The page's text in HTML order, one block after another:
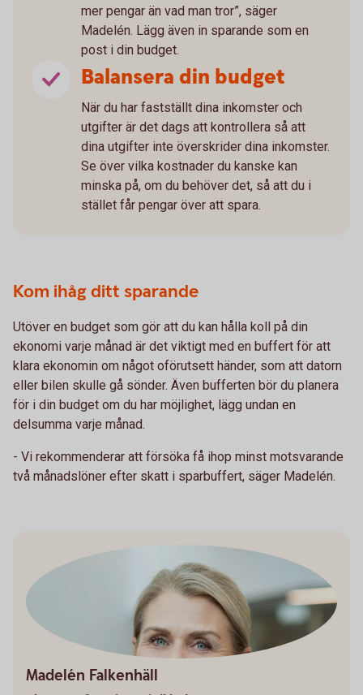
mer pengar än vad man tror”, säger
Madelén. Lägg även in sparande som en
post i din budget.
Balansera din budget
När du har fastställt dina inkomster och
utgifter är det dags att kontrollera så att
dina utgifter inte överskrider dina inkomster.
Se över vilka kostnader du kanske kan
minska på, om du behöver det, så att du i
stället får pengar över att spara.
Kom ihåg ditt sparande
Utöver en budget som gör att du kan hålla koll på din
ekonomi varje månad är det viktigt med en buffert för att
klara ekonomin om något oförutsett händer, som att datorn
eller bilen skulle gå sönder. Även bufferten bör du planera
för i din budget om du har möjlighet, lägg undan en
delsumma varje månad.
- Vi rekommenderar att försöka få ihop minst motsvarande
två månadslöner efter skatt i sparbuffert, säger Madelén.
Madelén Falkenhäll